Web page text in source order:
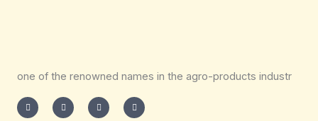
one of the renowned names in the agro-products industr
n
s
t
w
i
t
i
n
k
a
c
e